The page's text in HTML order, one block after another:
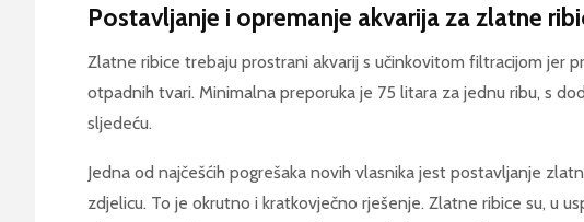
Postavljanje i opremanje akvarija za zlatne
Zlatne ribice trebaju prostrani akvarij s učinkovitom filtracijom jer
otpadnih tvari. Minimalna preporuka je 75 litara za jednu ribu, s
sljedeću.
Jedna od najčešćih pogrešaka novih vlasnika jest postavljanje
zdjelicu. To je okrutno i kratkovječno rješenje. Zlatne ribice su, u